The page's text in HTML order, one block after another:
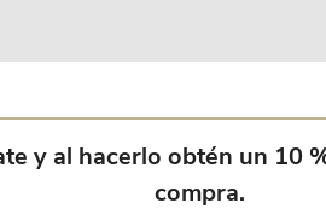
maciza de haya. Diseño,
de subirla a la fama, hace que
y al hacerlo obtén un 10
compra.